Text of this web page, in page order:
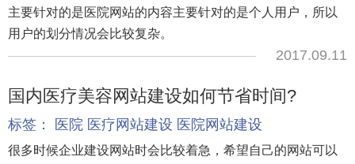
主要针对的是医院网站的内容主要针对的是个人用户，所以
用户的划分情况会比较复杂。
2017.09.11
国内医疗美容网站建设如何节省时间?
标签： 医院 医疗网站建设 医院网站建设
很多时候企业建设网站时会比较着急，希望自己的网站可以